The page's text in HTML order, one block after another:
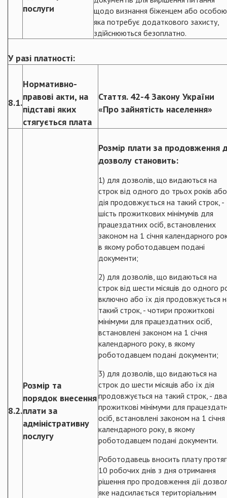
послуги
щодо визнання біженцем або
яка потребує додаткового захисту,
здійснюються безоплатно.
У разі платності:
8.1.
Нормативно-
правові акти, на
підставі яких
стягується плата
Стаття. 42-4 Закону України
«Про зайнятість населення»
8.2.
Розмір та
порядок внесення
плати за
адміністративну
послугу
Розмір плати за продовження
дозволу становить:
1) для дозволів, що видаються на
строк від одного до трьох років
дія продовжується на такий строк, -
шість прожиткових мінімумів для
працездатних осіб, встановлених
законом на 1 січня календарного
в якому роботодавцем подані
документи;
2) для дозволів, що видаються на
строк від шести місяців до одного
включно або їх дія продовжується
такий строк, - чотири прожиткові
мінімуми для працездатних осіб,
встановлені законом на 1 січня
календарного року, в якому
роботодавцем подані документи;
3) для дозволів, що видаються на
строк до шести місяців або їх дія
продовжується на такий строк, - два
прожиткові мінімуми для
осіб, встановлені законом на 1 січня
календарного року, в якому
роботодавцем подані документи.
Роботодавець вносить плату
10 робочих днів з дня отримання
рішення про продовження дії
яке надсилається територіальним